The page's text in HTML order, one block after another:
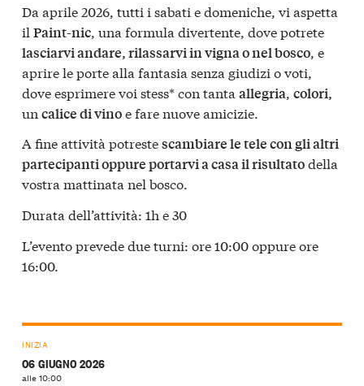
Da aprile 2026, tutti i sabati e domeniche, vi aspetta
il Paint-nic, una formula divertente, dove potrete
lasciarvi andare, rilassarvi in vigna o nel bosco, e
aprire le porte alla fantasia senza giudizi o voti,
dove esprimere voi stess* con tanta allegria, colori,
un calice di vinoe fare nuove amicizie.
A fine attività potrestescambiare le tele con gli altri
partecipanti oppure portarvi a casa il risultatodella
vostra mattinata nel bosco.
Durata dell’attività: 1h e 30
L’evento prevede due turni: ore 10:00 oppure ore
16:00.
INIZIA
06 GIUGNO 2026
alle 10:00